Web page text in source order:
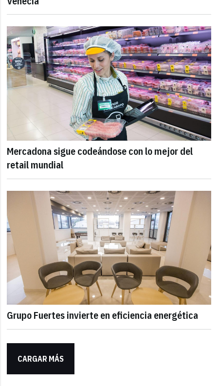
Mercadona sigue codeándose con lo mejor del
retail mundial
Grupo Fuertes invierte en eficiencia energética
CARGAR MÁS